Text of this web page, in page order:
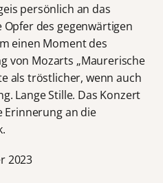
persönlich an das
des gegenwärtigen
einen Moment des
von Mozarts „Maurerische
als tröstlicher, wenn auch
Lange Stille. Das Konzert
Erinnerung an die
2023